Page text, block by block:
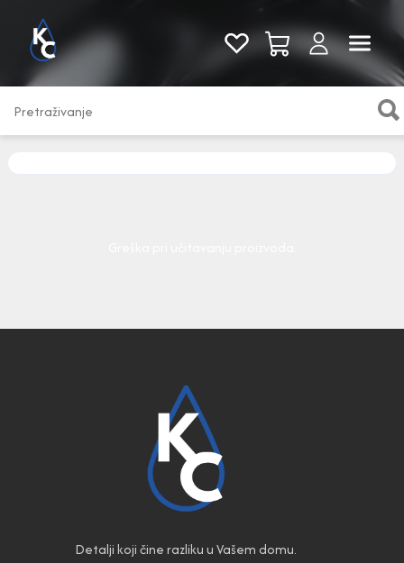
Pogledaj sve
Detalji koji čine razliku u Vašem domu.